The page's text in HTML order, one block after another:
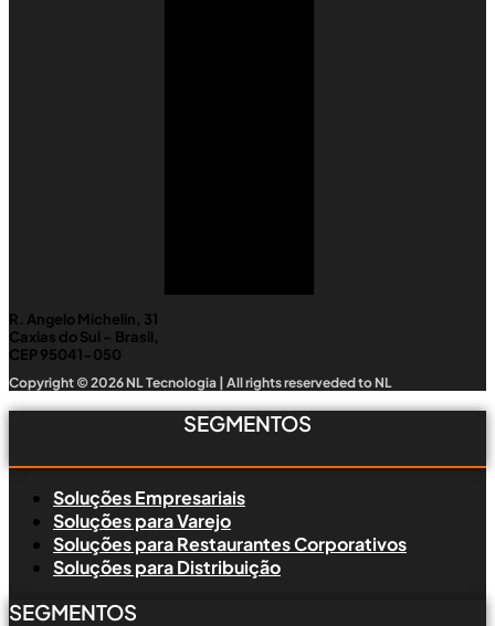
R. Angelo Michelin, 31
Caxias do Sul – Brasil,
CEP 95041-050
Copyright © 2026 NL Tecnologia | All rights reserveded to NL
SEGMENTOS
Soluções Empresariais
Soluções para Varejo
Soluções para Restaurantes Corporativos
Soluções para Distribuição
SEGMENTOS